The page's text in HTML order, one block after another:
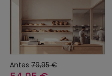
Antes 79,95 €